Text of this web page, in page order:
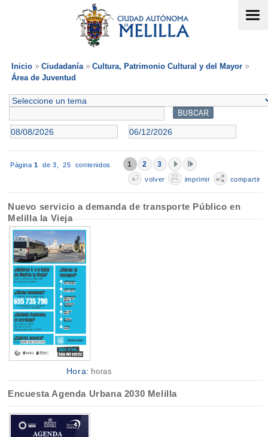
Inicio Ciudadanía
Cultura, Patrimonio Cultural y del Mayor
Área de Juventud
Página 1 de 3,25 contenidos 1 2 3
volver imprimir compartir
Nuevo servicio a demanda de transporte Público en
Melilla la Vieja
Hora: horas
Encuesta Agenda Urbana 2030 Melilla